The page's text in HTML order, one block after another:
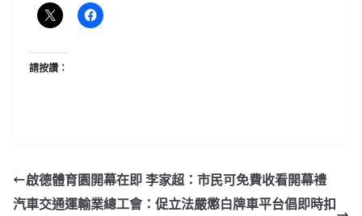
請按讚：
啟德體育園開幕在即 李家超：市民可免費收看開幕禮
汽車交通運輸業總工會：促立法嚴懲白牌車平台倡即時扣